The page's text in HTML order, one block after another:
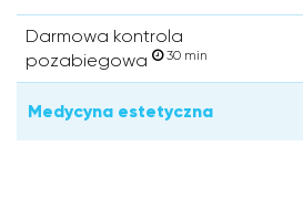
Darmowa kontrola
pozabiegowa
30 min
Medycyna estetyczna